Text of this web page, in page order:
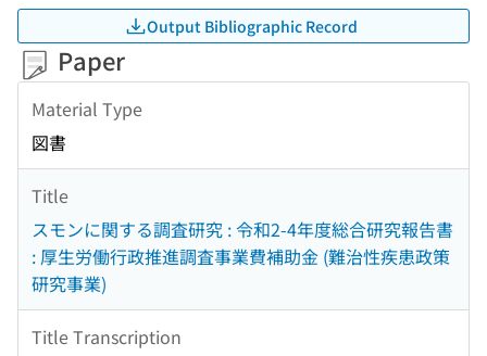
Output Bibliographic Record
Paper
Material Type
図書
Title
スモンに関する調査研究 : 令和2-4年度総合研究報告書
: 厚生労働行政推進調査事業費補助金 (難治性疾患政策
研究事業)
Title Transcription